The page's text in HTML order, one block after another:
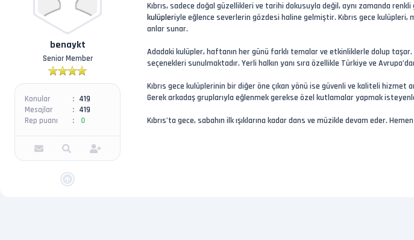
benaykt
Senior Member
Konular
419
Mesajlar
419
Rep puanı
0
Kıbrıs, sadece doğal güzellikleri ve tarihi dokusuyla değil, aynı zamanda
kulüpleriyle eğlence severlerin gözdesi haline gelmiştir. Kıbrıs gece
anlar sunar.
Adadaki kulüpler, haftanın her günü farklı temalar ve etkinliklerle dolup
seçenekleri sunulmaktadır. Yerli halkın yanı sıra özellikle Türkiye ve
Kıbrıs gece kulüplerinin bir diğer öne çıkan yönü ise güvenli ve kaliteli
Gerek arkadaş gruplarıyla eğlenmek gerekse özel kutlamalar yapmak
Kıbrıs’ta gece, sabahın ilk ışıklarına kadar dans ve müzikle devam eder.